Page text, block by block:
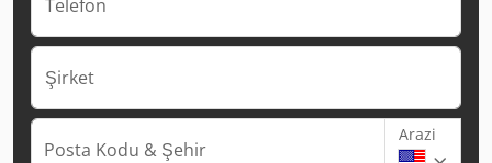
Telefon
Şirket
Posta Kodu & Şehir
Arazi